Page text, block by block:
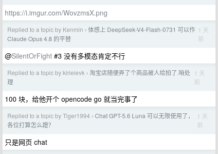
https://i.imgur.com/WovzmsX.png
Replied to a topic by Kenmin › 体感上 DeepSeek-V4-Flash-0731 可以作
Claude Opus 4.8 的平替
1 天
前
@SilentOrFight #3 没有多模态肯定不行
Replied to a topic by kirieievk › 淘宝店随便弄了个商品被人给拍了.咱处
理
1 天
前
100 块，给他开个 opencode go 就当完事了
Replied to a topic by Tiger1994 › Chat GPT-5.6 Luna 可以无限使用了，
各位打算怎么蹬？
1 天
前
只是网页 chat